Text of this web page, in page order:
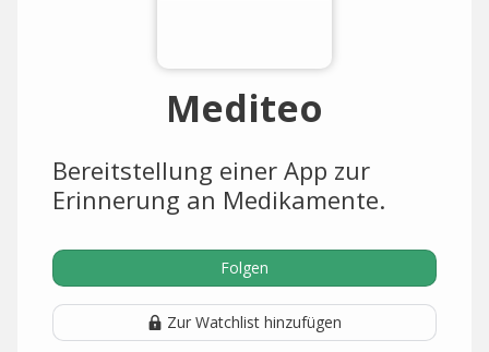
Mediteo
Bereitstellung einer App zur
Erinnerung an Medikamente.
Folgen
Zur Watchlist hinzufügen